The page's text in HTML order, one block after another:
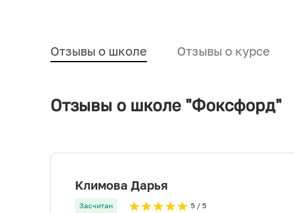
Отзывы о школе Отзывы о курсе
Отзывы о школе "Фоксфорд"
Климова Дарья
Засчитан 5 / 5